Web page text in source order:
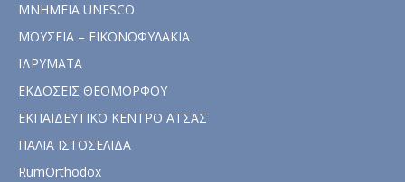
ΜΝΗΜΕΙΑ UNESCO
ΜΟΥΣΕΙΑ – ΕΙΚΟΝΟΦΥΛΑΚΙΑ
ΙΔΡΥΜΑΤΑ
ΕΚΔΟΣΕΙΣ ΘΕΟΜΟΡΦΟΥ
ΕΚΠΑΙΔΕΥΤΙΚΟ ΚΕΝΤΡΟ ΑΤΣΑΣ
ΠΑΛΙΑ ΙΣΤΟΣΕΛΙΔΑ
RumOrthodox